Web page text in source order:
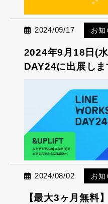
2024/09/17 お知
2024年9月18日(
DAY24に出展しま
2024/08/02 お知
【最大3ヶ月無料